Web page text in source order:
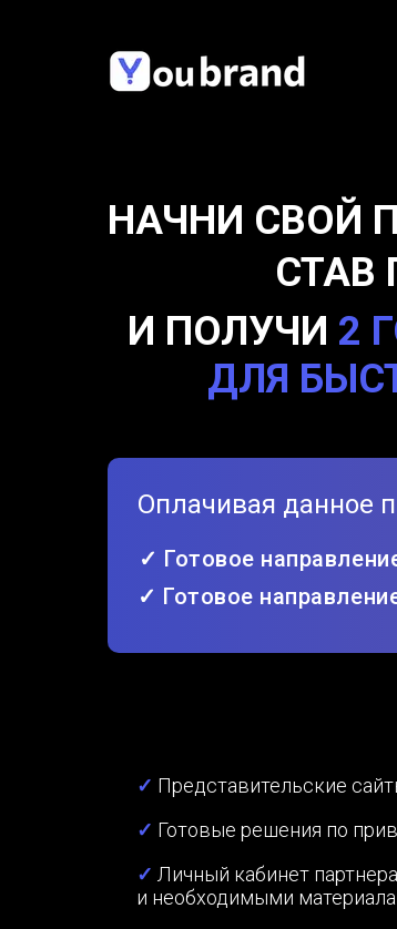
✓ Личный кабинет
и необходимыми
✓ Готовые решения по
✓ Представительские
✓ Готовое
✓ Готовое
Оплачивая данное
И ПОЛУЧИ 2
ДЛЯ
СТАВ
НАЧНИ СВОЙ